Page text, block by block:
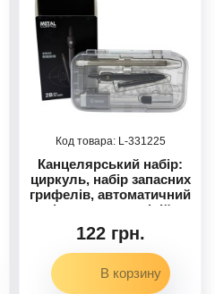
331225
Канцелярський набір:
циркуль, набір запасних
грифелів, автоматичний
олівець, гумка, лінійка
під 60 градусів, лінійка
під 90 градусів,
транспортир та лінійка
завдовжки 15 см.
(ЧОРНИЙ)
122 грн.